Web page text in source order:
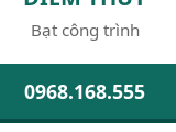
Bạt công trình
0968.168.555